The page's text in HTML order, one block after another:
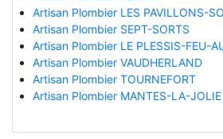
Artisan Plombier LES PAVILLONS-
Artisan Plombier SEPT-SORTS
Artisan Plombier LE PLESSIS-FEU-
Artisan Plombier VAUDHERLAND
Artisan Plombier TOURNEFORT
Artisan Plombier MANTES-LA-JOLIE